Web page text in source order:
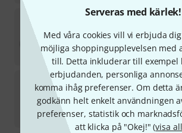
Serveras med kärlek!
Med våra cookies vill vi erbjuda
möjliga shoppingupplevelsen med
till. Detta inkluderar till exempel
erbjudanden, personliga
komma ihåg preferenser. Om detta
godkänn helt enkelt användningen
preferenser, statistik och
att klicka på "Okej!" (visa
SeetronicSCWM4 4pin XLR IP65
på förfrågan
37 kr
SeetronicC4F2C-W
1
i lager
84 kr